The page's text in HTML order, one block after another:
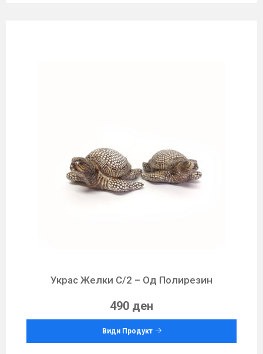
Украс Желки С/2 – Од Полирезин
490 ден
Види Продукт